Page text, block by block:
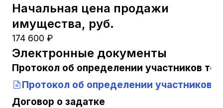
Начальная цена продажи
имущества, руб.
174 600 ₽
Электронные документы
Протокол об определении участников
Протокол об определении участников
Договор о задатке